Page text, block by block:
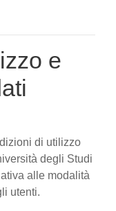
e
di utilizzo
degli Studi
alle modalità
utenti.